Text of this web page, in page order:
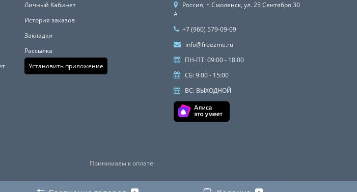
Личный Кабинет
История заказов
Закладки
Рассылка
Установить приложение
Россия, г. Смоленск, ул. 25 Сентября 30
А
+7 (960) 579-09-09
info@freezme.ru
ПН-ПТ: 09:00 - 18:00
СБ: 9:00 - 15:00
ВС: ВЫХОДНОЙ
Принимаем к оплате: